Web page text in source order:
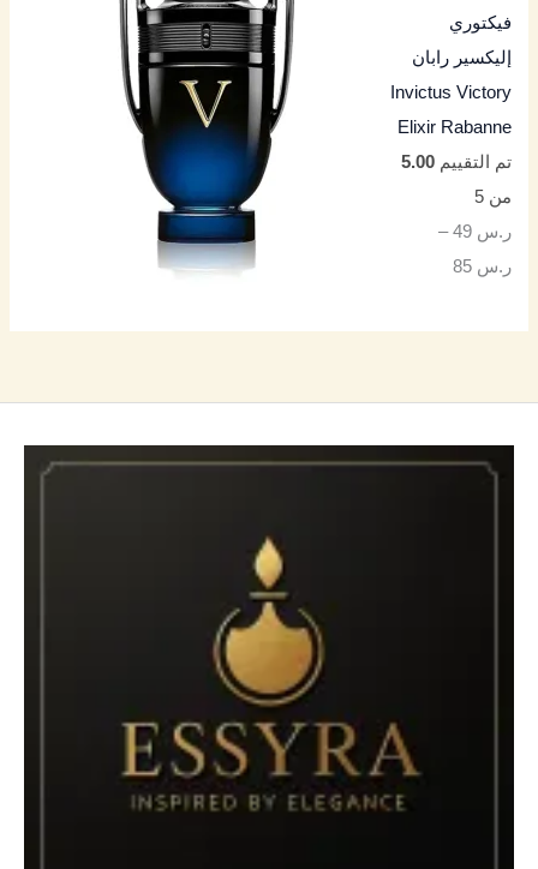
فيكتوري
إليكسير رابان
Invictus Victory
Elixir Rabanne
تم التقييم5.00
من 5
ر.س 49
–
ر.س 85